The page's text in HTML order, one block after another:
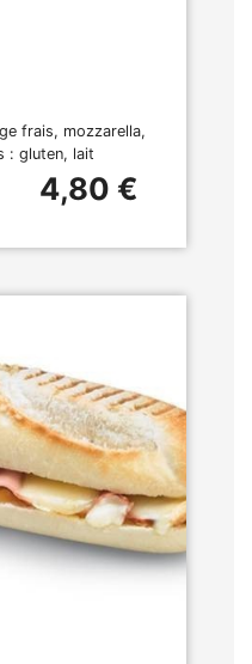
frais, mozzarella,
: gluten, lait
4,80 €